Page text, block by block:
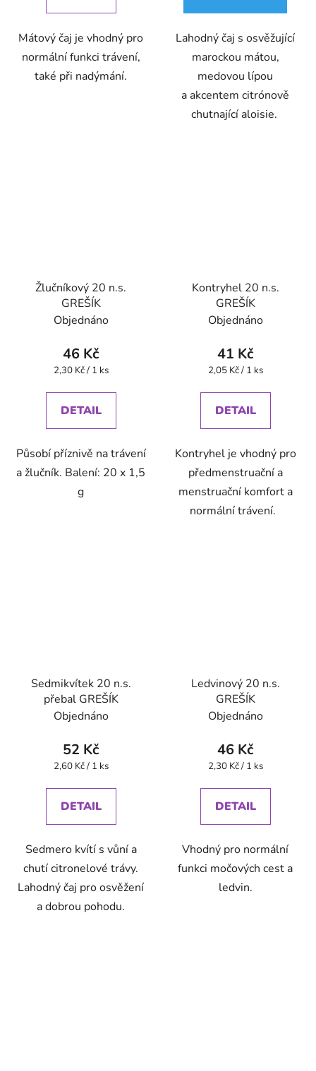
Mátový čaj je vhodný pro
normální funkci trávení,
také při nadýmání.
Lahodný čaj s osvěžující
marockou mátou,
medovou lípou
a akcentem citrónově
chutnající aloisie.
Žlučníkový 20 n.s.
GREŠÍK
Objednáno
46 Kč
Měrná
2,30 Kč / 1 ks
DETAIL
Působí příznivě na trávení
a žlučník. Balení: 20 x 1,5
g
Kontryhel 20 n.s.
GREŠÍK
Objednáno
41 Kč
Měrná
2,05 Kč / 1 ks
DETAIL
Kontryhel je vhodný pro
předmenstruační a
menstruační komfort a
normální trávení.
Sedmikvítek 20 n.s.
přebal GREŠÍK
Objednáno
52 Kč
Měrná
2,60 Kč / 1 ks
DETAIL
Sedmero kvítí s vůní a
chutí citronelové trávy.
Lahodný čaj pro osvěžení
a dobrou pohodu.
Ledvinový 20 n.s.
GREŠÍK
Objednáno
46 Kč
Měrná
2,30 Kč / 1 ks
DETAIL
Vhodný pro normální
funkci močových cest a
ledvin.